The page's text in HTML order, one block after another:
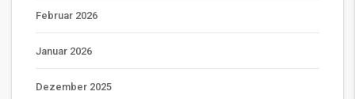
Februar 2026
Januar 2026
Dezember 2025